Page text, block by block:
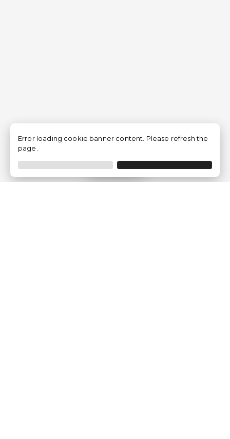
Filtro
Error loading cookie banner content. Please refresh the
page.